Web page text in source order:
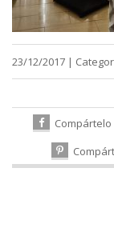
23/12/2017 |